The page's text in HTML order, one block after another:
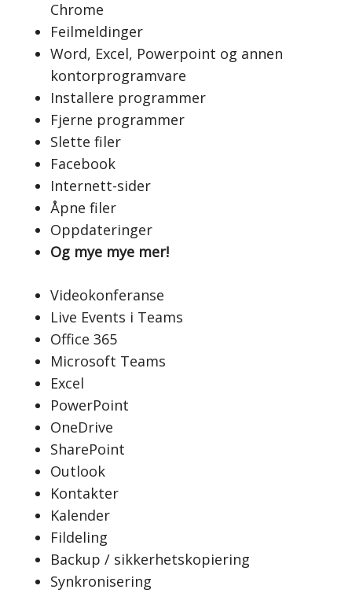
Chrome
Feilmeldinger
Word, Excel, Powerpoint og annen
kontorprogramvare
Installere programmer
Fjerne programmer
Slette filer
Facebook
Internett-sider
Åpne filer
Oppdateringer
Og mye mye mer!
Videokonferanse
Live Events i Teams
Office 365
Microsoft Teams
Excel
PowerPoint
OneDrive
SharePoint
Outlook
Kontakter
Kalender
Fildeling
Backup / sikkerhetskopiering
Synkronisering